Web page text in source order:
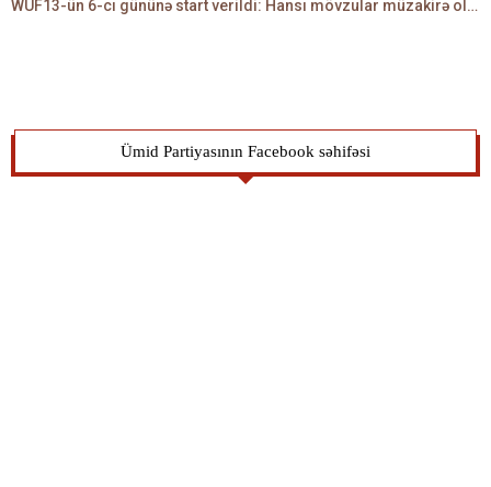
WUF13-ün 6-cı gününə start verildi: Hansı mövzular müzakirə olunacaq? -TALEH ƏLİYEV danışır
Ümid Partiyasının Facebook səhifəsi